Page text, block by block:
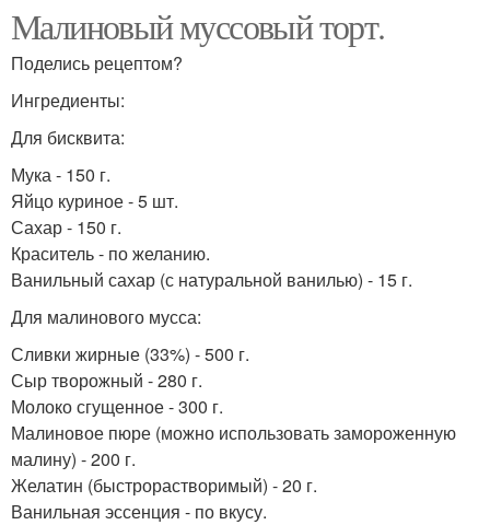
Малиновый муссовый торт.
Поделись рецептом?
Ингредиенты:
Для бисквита:
Мука - 150 г.
Яйцо куриное - 5 шт.
Сахар - 150 г.
Краситель - по желанию.
Ванильный сахар (с натуральной ванилью) - 15 г.
Для малинового мусса:
Сливки жирные (33%) - 500 г.
Сыр творожный - 280 г.
Молоко сгущенное - 300 г.
Малиновое пюре (можно использовать замороженную
малину) - 200 г.
Желатин (быстрорастворимый) - 20 г.
Ванильная эссенция - по вкусу.